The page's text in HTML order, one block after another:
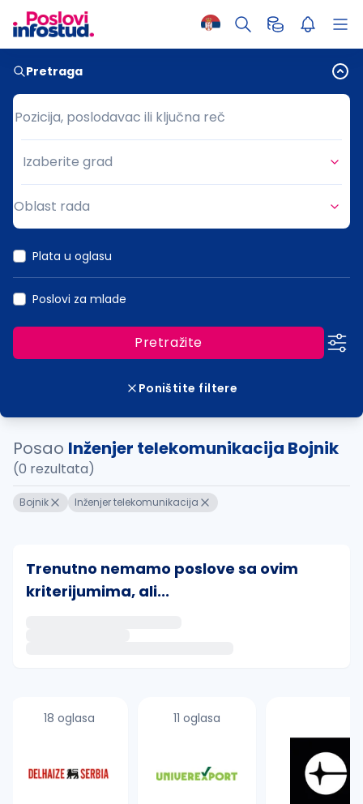
Pretraga
Pozicija, poslodavac ili ključna reč
Pozicija, poslodavac ili ključna reč
Grad
Izaberite grad
Oblast rada
Plata u oglasu
Poslovi za mlade
Pretražite
Poništite filtere
Posao Inženjer telekomunikacija Bojnik
(0 rezultata)
Bojnik Inženjer telekomunikacija
Trenutno nemamo poslove sa ovim
kriterijumima, ali...
proverite pravopisne greške (koristite č, ć, š, đ,
18 oglasa 11 oglasa